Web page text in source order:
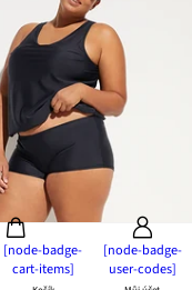
[node-badge-
cart-items]
[node-badge-
user-codes]